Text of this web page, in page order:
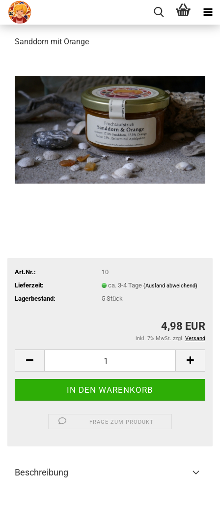
Sanddorn mit Orange
Art.Nr.:
10
Lieferzeit:
ca. 3-4 Tage (Ausland abweichend)
Lagerbestand: 5 Stück
4,98 EUR
inkl. 7% MwSt. zzgl. Versand
FRAGE ZUM PRODUKT
Beschreibung